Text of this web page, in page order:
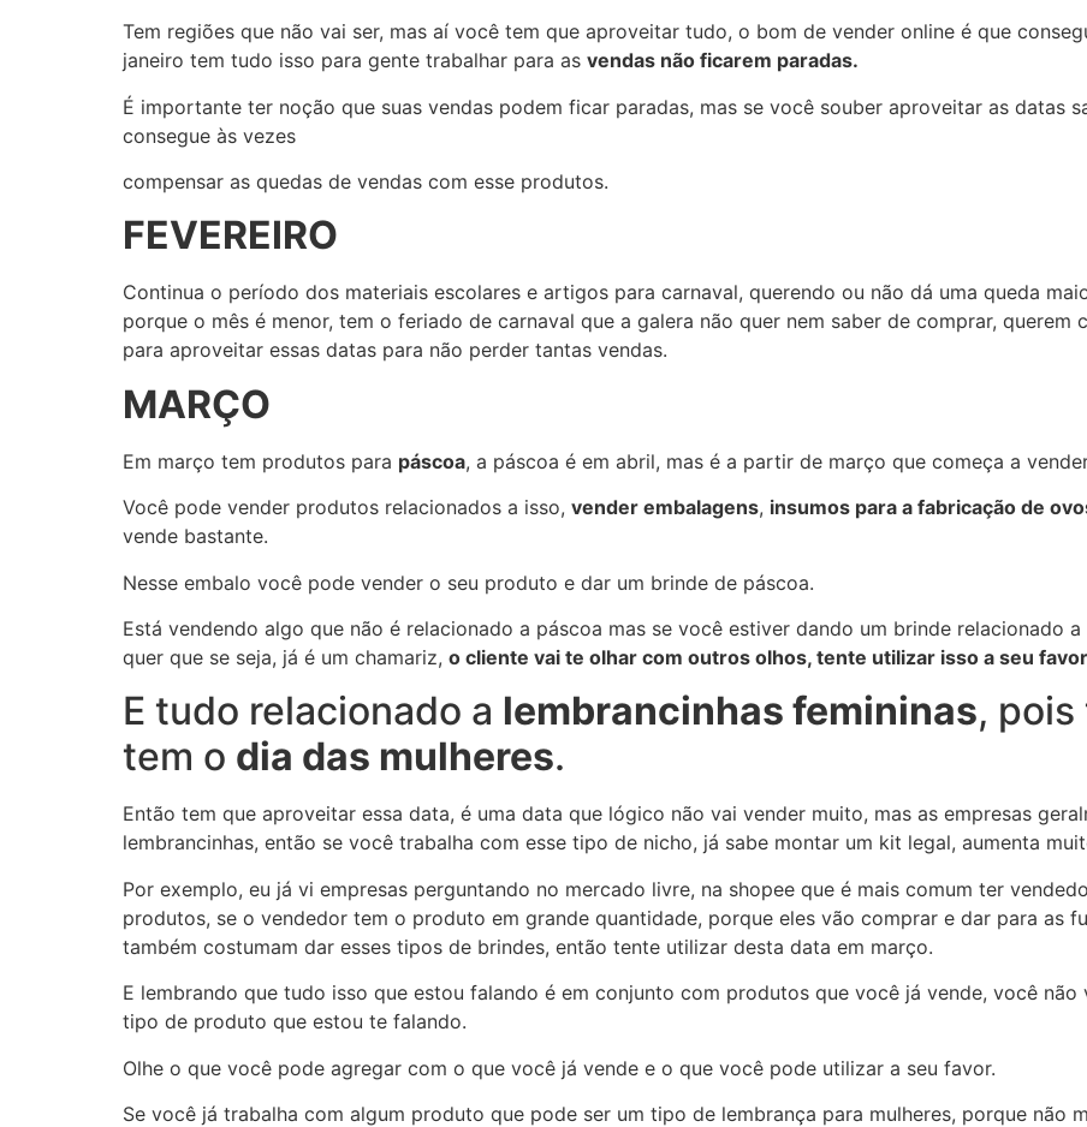
Tem regiões que não vai ser, mas aí você tem que aproveitar tudo, o bom de vender online é que
janeiro tem tudo isso para gente trabalhar para as vendas não ficarem paradas.
É importante ter noção que suas vendas podem ficar paradas, mas se você souber aproveitar as datas
consegue às vezes
compensar as quedas de vendas com esse produtos.
FEVEREIRO
Continua o período dos materiais escolares e artigos para carnaval, querendo ou não dá uma queda
porque o mês é menor, tem o feriado de carnaval que a galera não quer nem saber de comprar,
para aproveitar essas datas para não perder tantas vendas.
MARÇO
Em março tem produtos para páscoa, a páscoa é em abril, mas é a partir de março que começa a
Você pode vender produtos relacionados a isso, vender embalagens, insumos para a fabricação de
vende bastante.
Nesse embalo você pode vender o seu produto e dar um brinde de páscoa.
Está vendendo algo que não é relacionado a páscoa mas se você estiver dando um brinde relacionado
quer que se seja, já é um chamariz, o cliente vai te olhar com outros olhos, tente utilizar isso a seu
E tudo relacionado a lembrancinhas femininas,
tem o dia das mulheres.
Então tem que aproveitar essa data, é uma data que lógico não vai vender muito, mas as empresas
lembrancinhas, então se você trabalha com esse tipo de nicho, já sabe montar um kit legal, aumenta
Por exemplo, eu já vi empresas perguntando no mercado livre, na shopee que é mais comum ter
produtos, se o vendedor tem o produto em grande quantidade, porque eles vão comprar e dar para as
também costumam dar esses tipos de brindes, então tente utilizar desta data em março.
E lembrando que tudo isso que estou falando é em conjunto com produtos que você já vende, você
tipo de produto que estou te falando.
Olhe o que você pode agregar com o que você já vende e o que você pode utilizar a seu favor.
Se você já trabalha com algum produto que pode ser um tipo de lembrança para mulheres, porque não